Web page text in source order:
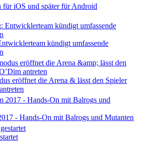
iOS und später für Android
kündigt umfassende
eröffnet die Arena & lässt den Spieler
- Hands-On mit Balrogs und Mutanten